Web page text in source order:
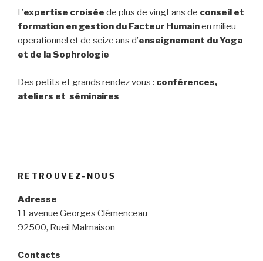
L’expertise croisée de plus de vingt ans de conseil et
formation en gestion du Facteur Humainen milieu
operationnel et de seize ans d’enseignement du Yoga
et de la Sophrologie
Des petits et grands rendez vous : conférences,
ateliers et séminaires
RETROUVEZ-NOUS
Adresse
11 avenue Georges Clémenceau
92500, Rueil Malmaison
Contacts